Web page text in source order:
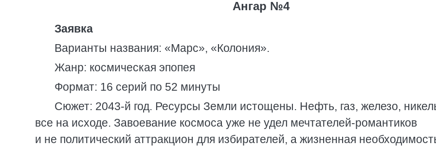
Ангар №4
Заявка
Варианты названия: «Марс», «Колония».
Жанр: космическая эпопея
Формат: 16 серий по 52 минуты
Сюжет: 2043-й год. Ресурсы Земли истощены. Нефть, газ, железо,
все на исходе. Завоевание космоса уже не удел мечтателей-романтиков
и не политический аттракцион для избирателей, а жизненная